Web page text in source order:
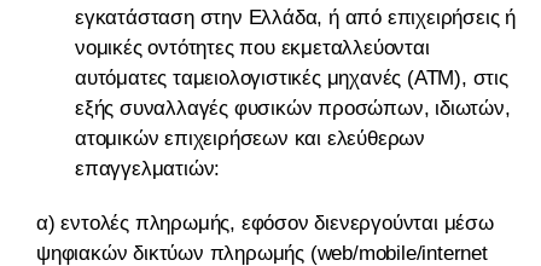
εγκατάσταση στην Ελλάδα, ή από επιχειρήσεις ή
νομικές οντότητες που εκμεταλλεύονται
αυτόματες ταμειολογιστικές μηχανές (ΑΤΜ), στις
εξής συναλλαγές φυσικών προσώπων, ιδιωτών,
ατομικών επιχειρήσεων και ελεύθερων
επαγγελματιών:
α) εντολές πληρωμής, εφόσον διενεργούνται μέσω
ψηφιακών δικτύων πληρωμής (web/mobile/internet